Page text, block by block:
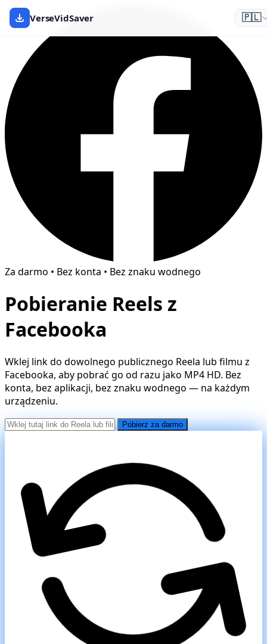
VerseVidSaver 🇵🇱
Za darmo • Bez konta • Bez znaku wodnego
Pobieranie Reels z
Facebooka
Wklej link do dowolnego publicznego Reela lub filmu z
Facebooka, aby pobrać go od razu jako MP4 HD. Bez
konta, bez aplikacji, bez znaku wodnego — na każdym
urządzeniu.
Pobierz za darmo